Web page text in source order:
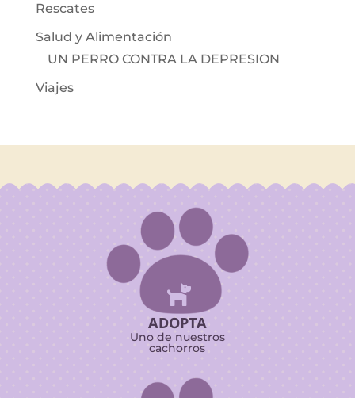
Rescates
Salud y Alimentación
UN PERRO CONTRA LA DEPRESION
Viajes

ADOPTA
Uno de nuestros
cachorros